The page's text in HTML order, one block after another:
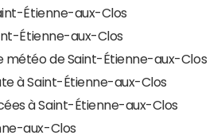
Étienne-aux-Clos
Étienne-aux-Clos
météo de Saint-Étienne-aux-Clos
à Saint-Étienne-aux-Clos
à Saint-Étienne-aux-Clos
aux-Clos